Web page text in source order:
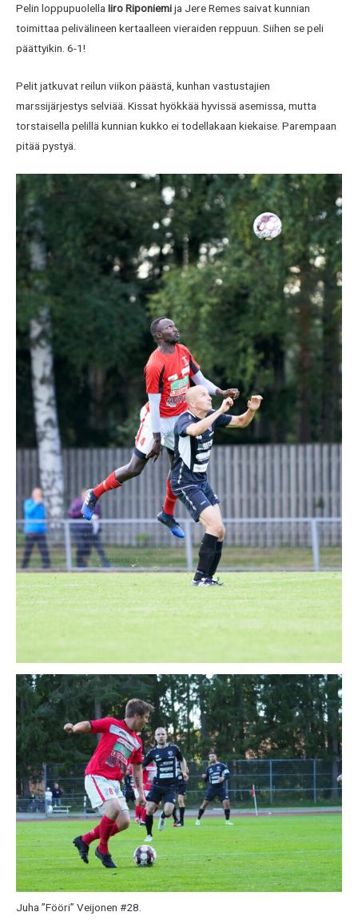
Pelin loppupuolella Iiro Riponiemija Jere Remes saivat kunnian
toimittaa pelivälineen kertaalleen vieraiden reppuun. Siihen se peli
päättyikin. 6-1!
Pelit jatkuvat reilun viikon päästä, kunhan vastustajien
marssijärjestys selviää. Kissat hyökkää hyvissä asemissa, mutta
torstaisella pelillä kunnian kukko ei todellakaan kiekaise. Parempaan
pitää pystyä.
Juha ”Fööri” Veijonen #28.